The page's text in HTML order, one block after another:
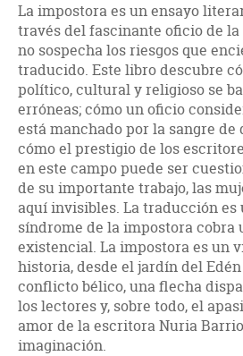
La impostora es un ensayo
través del fascinante oficio de
no sospecha los riesgos que
traducido. Este libro descubre
político, cultural y religioso se
erróneas; cómo un oficio
está manchado por la sangre de
cómo el prestigio de los
en este campo puede ser
de su importante trabajo, las
aquí invisibles. La traducción es
síndrome de la impostora cobra
existencial. La impostora es un
historia, desde el jardín del
conflicto bélico, una flecha
los lectores y, sobre todo, el
amor de la escritora Nuria
imaginación.